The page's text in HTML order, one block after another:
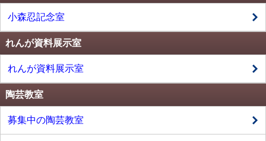
小森忍記念室
れんが資料展示室
れんが資料展示室
陶芸教室
募集中の陶芸教室